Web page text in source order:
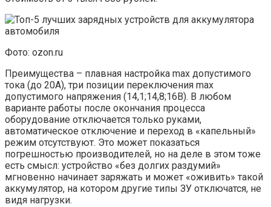
Фото: ozon.ru
Преимущества – плавная настройка max допустимого
тока (до 20А), три позиции переключения max
допустимого напряжения (14,1;14,8;16В). В любом
варианте работы после окончания процесса
оборудование отключается только руками,
автоматическое отключение и переход в «капельный»
режим отсутствуют. Это может показаться
погрешностью производителей, но на деле в этом тоже
есть смысл: устройство «без долгих раздумий»
мгновенно начинает заряжать и может «оживить» такой
аккумулятор, на котором другие типы ЗУ отключатся, не
видя нагрузки.